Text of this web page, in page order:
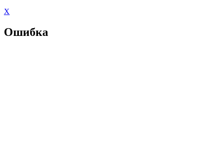
X
Ошибка